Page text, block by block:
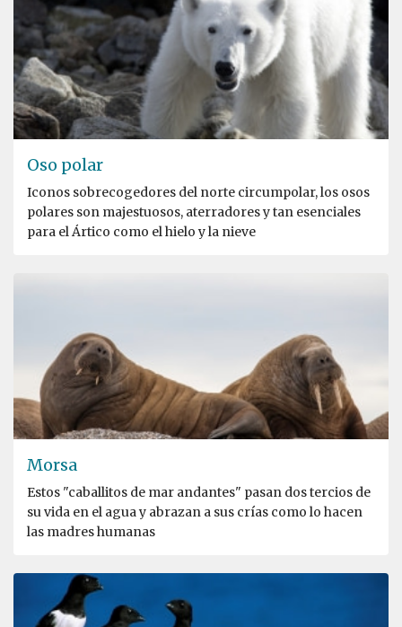
Oso polar
Iconos sobrecogedores del norte circumpolar, los osos
polares son majestuosos, aterradores y tan esenciales
para el Ártico como el hielo y la nieve
Morsa
Estos "caballitos de mar andantes" pasan dos tercios de
su vida en el agua y abrazan a sus crías como lo hacen
las madres humanas